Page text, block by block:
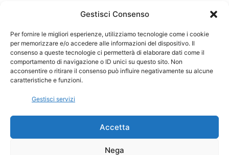
Gestisci Consenso
Per fornire le migliori esperienze, utilizziamo tecnologie come i cookie
per memorizzare e/o accedere alle informazioni del dispositivo. Il
consenso a queste tecnologie ci permetterà di elaborare dati come il
comportamento di navigazione o ID unici su questo sito. Non
acconsentire o ritirare il consenso può influire negativamente su alcune
caratteristiche e funzioni.
Gestisci servizi
Accetta
Nega
C.F. RMLSRN88T45D286W
P.IVA 04236750131
iscriviti alla newsletter per avere tutti gli aggiornamenti in